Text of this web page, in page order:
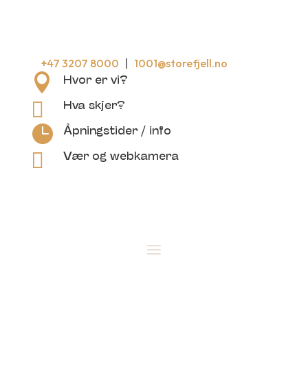
+47 3207 8000 1001@storefjell.no
 Hvor er vi?
 Hva skjer?
 Åpningstider / info
 Vær og webkamera